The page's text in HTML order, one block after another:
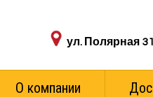
ул. Полярная
О компании